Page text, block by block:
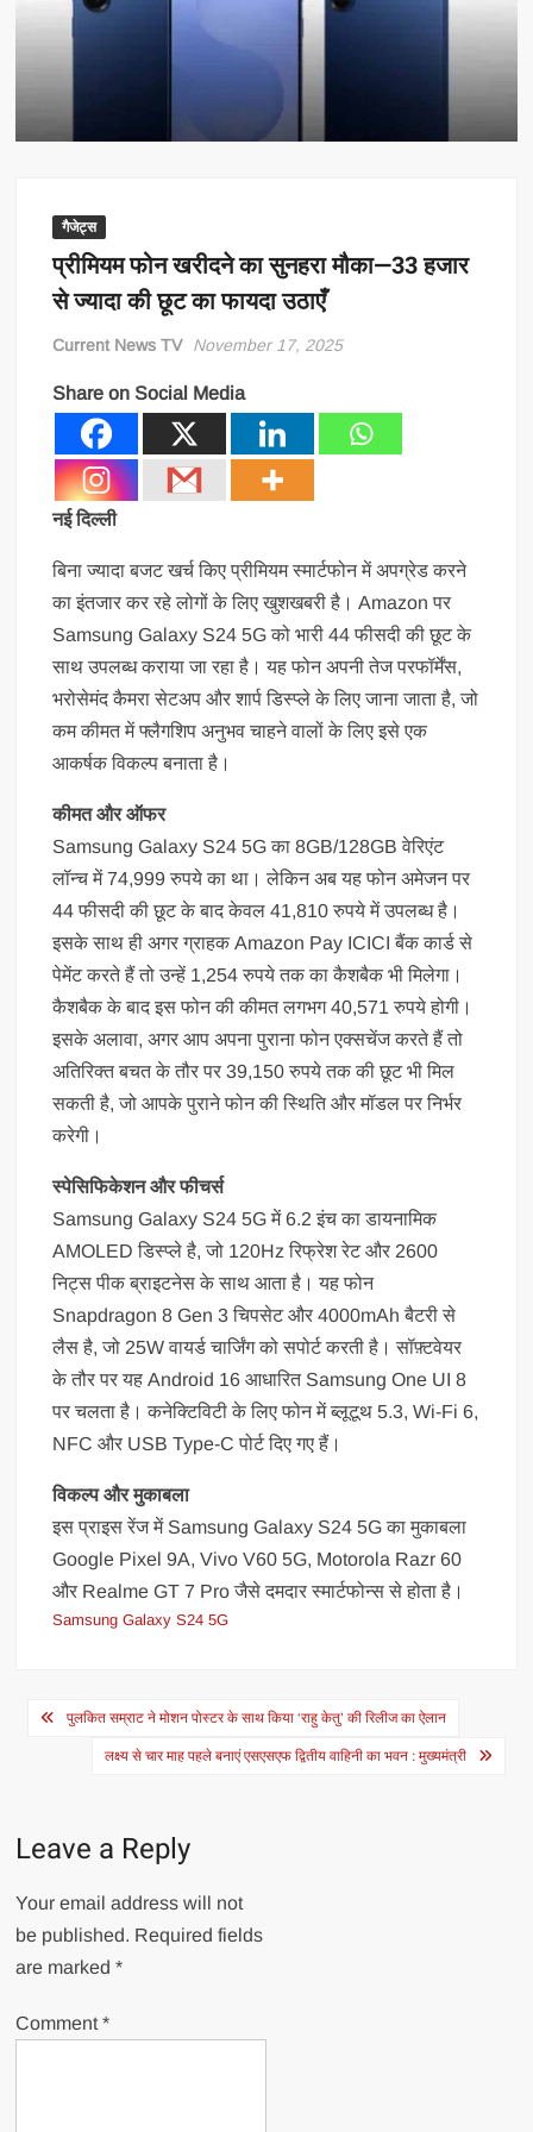
Raksha Bandhan Special: डाक विभाग की खास किट से बहनों का प्यार पहुंचेगा
भाइयों तक, जानिए क्या है इस राखी गिफ्ट की खासियत
ग्रेटर नोएडा वेस्ट मेट्रो को मिली हरी झंडी: PIB से मंजूरी, 7.5 KM रूट पर बनेंगे ये 5
स्टेशन
गैजेट्स
प्रीमियम फोन खरीदने का सुनहरा मौका—33 हजार
से ज्यादा की छूट का फायदा उठाएँ
Current News TV November 17, 2025
Share on Social Media
नई दिल्ली
बिना ज्यादा बजट खर्च किए प्रीमियम स्मार्टफोन में अपग्रेड करने
का इंतजार कर रहे लोगों के लिए खुशखबरी है। Amazon पर
Samsung Galaxy S24 5G को भारी 44 फीसदी की छूट के
साथ उपलब्ध कराया जा रहा है। यह फोन अपनी तेज परफॉर्मेंस,
भरोसेमंद कैमरा सेटअप और शार्प डिस्प्ले के लिए जाना जाता है, जो
कम कीमत में फ्लैगशिप अनुभव चाहने वालों के लिए इसे एक
आकर्षक विकल्प बनाता है।
कीमत और ऑफर
Samsung Galaxy S24 5G का 8GB/128GB वेरिएंट
लॉन्च में 74,999 रुपये का था। लेकिन अब यह फोन अमेजन पर
44 फीसदी की छूट के बाद केवल 41,810 रुपये में उपलब्ध है।
इसके साथ ही अगर ग्राहक Amazon Pay ICICI बैंक कार्ड से
पेमेंट करते हैं तो उन्हें 1,254 रुपये तक का कैशबैक भी मिलेगा।
कैशबैक के बाद इस फोन की कीमत लगभग 40,571 रुपये होगी।
इसके अलावा, अगर आप अपना पुराना फोन एक्सचेंज करते हैं तो
अतिरिक्त बचत के तौर पर 39,150 रुपये तक की छूट भी मिल
सकती है, जो आपके पुराने फोन की स्थिति और मॉडल पर निर्भर
करेगी।
स्पेसिफिकेशन और फीचर्स
Samsung Galaxy S24 5G में 6.2 इंच का डायनामिक
AMOLED डिस्प्ले है, जो 120Hz रिफ्रेश रेट और 2600
निट्स पीक ब्राइटनेस के साथ आता है। यह फोन
Snapdragon 8 Gen 3 चिपसेट और 4000mAh बैटरी से
लैस है, जो 25W वायर्ड चार्जिंग को सपोर्ट करती है। सॉफ़्टवेयर
के तौर पर यह Android 16 आधारित Samsung One UI 8
पर चलता है। कनेक्टिविटी के लिए फोन में ब्लूटूथ 5.3, Wi-Fi 6,
NFC और USB Type-C पोर्ट दिए गए हैं।
विकल्प और मुकाबला
इस प्राइस रेंज में Samsung Galaxy S24 5G का मुकाबला
Google Pixel 9A, Vivo V60 5G, Motorola Razr 60
और Realme GT 7 Pro जैसे दमदार स्मार्टफोन्स से होता है।
Samsung Galaxy S24 5G
Post
navigation
पुलकित सम्राट ने मोशन पोस्टर के साथ किया ‘राहु केतु’ की रिलीज का ऐलान
लक्ष्य से चार माह पहले बनाएं एसएसएफ द्वितीय वाहिनी का भवन : मुख्यमंत्री
Leave a Reply
Your email address will not
be published. Required fields
are marked*
Comment*